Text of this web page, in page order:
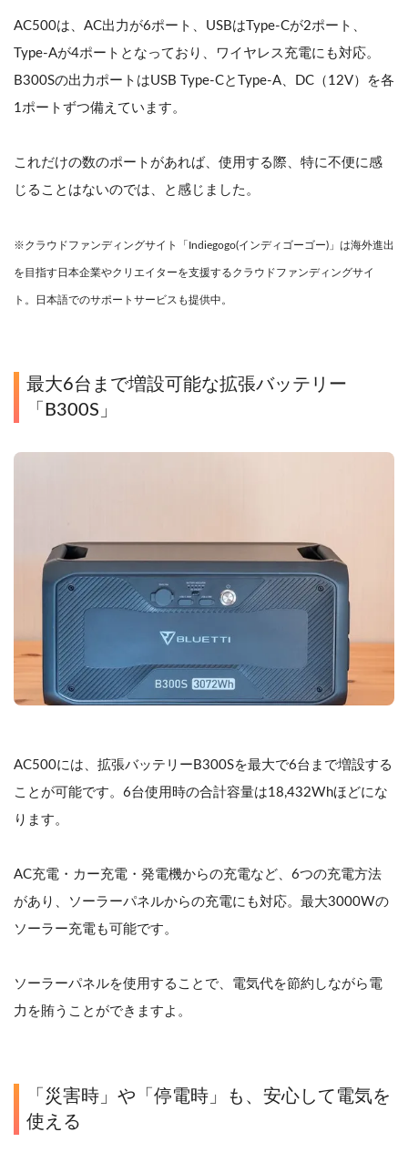
AC500は、AC出力が6ポート、USBはType-Cが2ポート、
Type-Aが4ポートとなっており、ワイヤレス充電にも対応。
B300Sの出力ポートはUSB Type-CとType-A、DC（12V）を各
1ポートずつ備えています。
これだけの数のポートがあれば、使用する際、特に不便に感
じることはないのでは、と感じました。
※クラウドファンディングサイト「Indiegogo(インディゴーゴー)」は海外進出
を目指す日本企業やクリエイターを支援するクラウドファンディングサイ
ト。日本語でのサポートサービスも提供中。
最大6台まで増設可能な拡張バッテリー
「B300S」
AC500には、拡張バッテリーB300Sを最大で6台まで増設する
ことが可能です。6台使用時の合計容量は18,432Whほどにな
ります。
AC充電・カー充電・発電機からの充電など、6つの充電方法
があり、ソーラーパネルからの充電にも対応。最大3000Wの
ソーラー充電も可能です。
ソーラーパネルを使用することで、電気代を節約しながら電
力を賄うことができますよ。
「災害時」や「停電時」も、安心して電気を
使える